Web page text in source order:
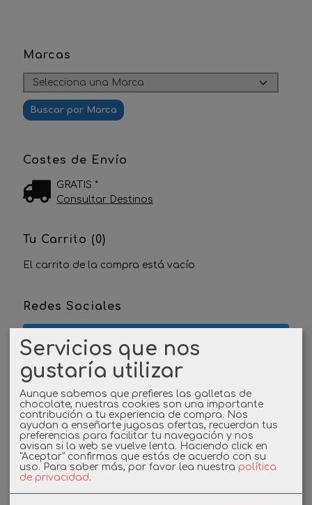
Marcas
Costes de Envío
GRATIS *
Consultar Destinos
Tu Carrito (0)
El carrito de la compra está vacío
Redes Sociales
Twitter
Linkedin
Instagram
Facebook
Servicios que nos
gustaría utilizar
Aunque sabemos que prefieres las galletas de
chocolate, nuestras cookies son una importante
contribución a tu experiencia de compra. Nos
ayudan a enseñarte jugosas ofertas, recuerdan tus
preferencias para facilitar tu navegación y nos
avisan si la web se vuelve lenta. Haciendo click en
"Aceptar" confirmas que estás de acuerdo con su
uso. Para saber más, por favor lea nuestra política
de privacidad.